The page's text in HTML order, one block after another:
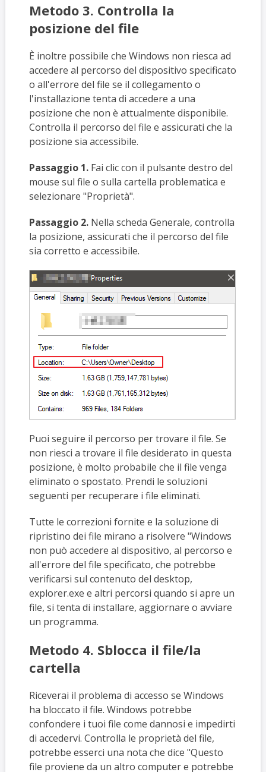
Metodo 3. Controlla la
posizione del file
È inoltre possibile che Windows non riesca ad
accedere al percorso del dispositivo specificato
o all'errore del file se il collegamento o
l'installazione tenta di accedere a una
posizione che non è attualmente disponibile.
Controlla il percorso del file e assicurati che la
posizione sia accessibile.
Passaggio 1.Fai clic con il pulsante destro del
mouse sul file o sulla cartella problematica e
selezionare "Proprietà".
Passaggio 2.Nella scheda Generale, controlla
la posizione, assicurati che il percorso del file
sia corretto e accessibile.
Puoi seguire il percorso per trovare il file. Se
non riesci a trovare il file desiderato in questa
posizione, è molto probabile che il file venga
eliminato o spostato. Prendi le soluzioni
seguenti per recuperare i file eliminati.
Tutte le correzioni fornite e la soluzione di
ripristino dei file mirano a risolvere "Windows
non può accedere al dispositivo, al percorso e
all'errore del file specificato, che potrebbe
verificarsi sul contenuto del desktop,
explorer.exe e altri percorsi quando si apre un
file, si tenta di installare, aggiornare o avviare
un programma.
Metodo 4. Sblocca il file/la
cartella
Riceverai il problema di accesso se Windows
ha bloccato il file. Windows potrebbe
confondere i tuoi file come dannosi e impedirti
di accedervi. Controlla le proprietà del file,
potrebbe esserci una nota che dice "Questo
file proviene da un altro computer e potrebbe